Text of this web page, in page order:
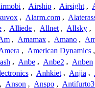
, Airship , Airsight ,
, Alarm.com ,
, Alliede , Allnet , Allsky ,
, Amamax , Amano ,
, American Dynamics ,
, Anbe , Anbe2 , Anben
, Anhkiet , Anjia ,
, Anson , Anspo ,